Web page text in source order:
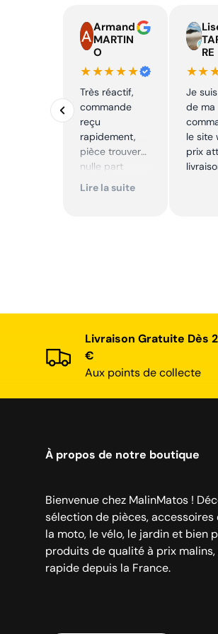
Armand
MARTIN
O
★★★★★
Très réactif,
commande
reçu
rapidement,
pièce trouver
nulle part
ailleurs et
Lire la suite
RE
Je
de ma
le site
prix
Livraison Gratuite Dès
€
Aux points de collecte
À propos de notre boutique
Bienvenue chez MalinMatos !
sélection de pièces,
la moto, le vélo, le jardin et bien
produits de qualité à prix
rapide depuis la France.